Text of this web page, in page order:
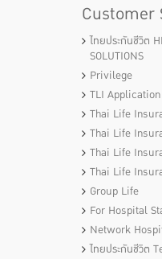
Customer
ไทยประกันชีวิต
SOLUTIONS
Privilege
TLI Application
Thai Life
Thai Life
Thai Life
Thai Life
Group Life
For Hospital
Network
ไทยประกันชีวิต